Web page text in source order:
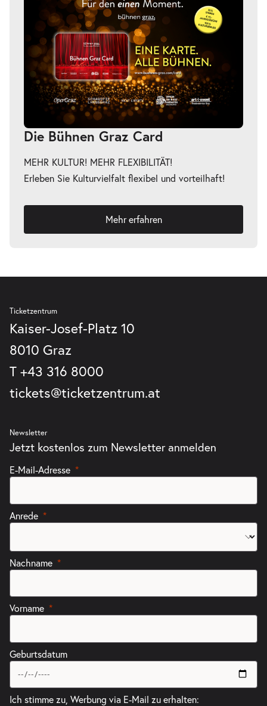
ФielföلkaŠtát-
Do.
29.10.2026
Do. 29.10.2026
20:00 Uhr
Tickets
ФielföلkaŠtát-
Fr.
Tickets
Die Bühnen Graz Card
MEHR KULTUR! MEHR FLEXIBILITÄT!
Erleben Sie Kulturvielfalt flexibel und vorteilhaft!
Mehr erfahren
Ticketzentrum
Kaiser-Josef-Platz 10
8010 Graz
T +43 316 8000
tickets@ticketzentrum.at
Newsletter
Jetzt kostenlos zum Newsletter anmelden
E-Mail-Adresse
Anrede
Nachname
Vorname
Geburtsdatum
Ich stimme zu, Werbung via E-Mail zu erhalten: